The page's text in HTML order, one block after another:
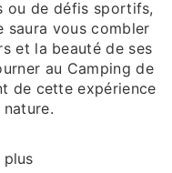
ou de défis sportifs,
saura vous combler
et la beauté de ses
au Camping de
de cette expérience
plus